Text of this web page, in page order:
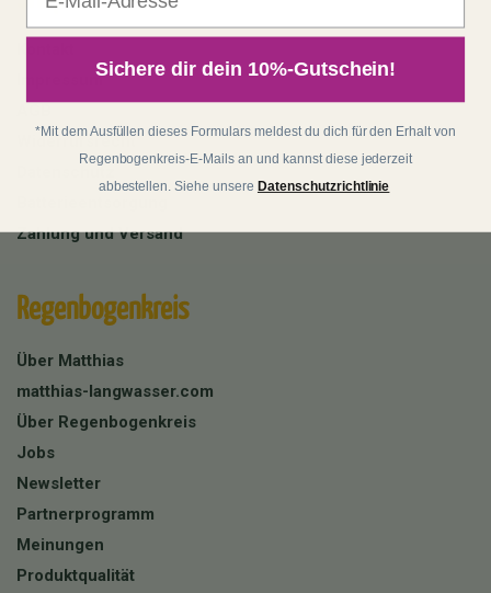
Impressum
Widerrufsrecht
Datenschutz
Zahlung und Versand
Regenbogenkreis
Über Matthias
matthias-langwasser.com
Über Regenbogenkreis
Jobs
Newsletter
Partnerprogramm
Meinungen
Produktqualität
Sichere dir dein 10%-Gutschein!
*Mit dem Ausfüllen dieses Formulars meldest du dich für den Erhalt von
Regenbogenkreis-E-Mails an und kannst diese jederzeit
abbestellen. Siehe unsere Datenschutzrichtlinie